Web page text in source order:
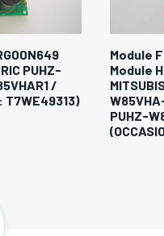
PUHZ-
/
T7WE49313)
Module
Module
PUHZ-